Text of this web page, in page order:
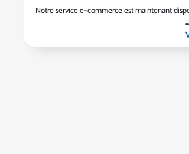
Notre service e-commerce est maintenant